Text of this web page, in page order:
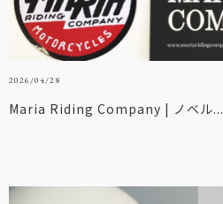
2026/04/28
Maria Riding Company | ノベル...